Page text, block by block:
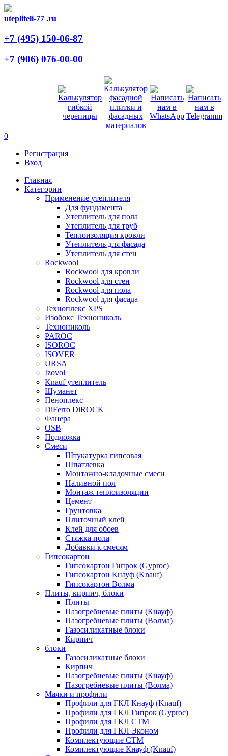
utepliteli-77 .ru
+7 (495) 150-06-87
+7 (906) 076-00-00
0
Регистрация
Вход
Главная
Категории
Применение утеплителя
Для фундамента
Утеплитель для пола
Утеплитель для труб
Теплоизоляция кровли
Утеплитель для фасада
Утеплитель для стен
Rockwool
Rockwool для кровли
Rockwool для стен
Rockwool для пола
Rockwool для фасада
Техноплекс XPS
Изобокс Технониколь
Технониколь
PAROC
ISOROC
ISOVER
URSA
Izovol
Knauf утеплитель
Шуманет
Пеноплекс
DiFerro DiROCK
Фанера
OSB
Подложка
Смеси
Штукатурка гипсовая
Шпатлевка
Монтажно-кладочные смеси
Наливной пол
Монтаж теплоизоляции
Цемент
Грунтовка
Плиточный клей
Клей для обоев
Стяжка пола
Добавки к смесям
Гипсокартон
Гипсокартон Гипрок (Gyproc)
Гипсокартон Кнауф (Knauf)
Гипсокартон Волма
Плиты, кирпич, блоки
Плиты
Пазогребневые плиты (Кнауф)
Пазогребневые плиты (Волма)
Газосиликатные блоки
Кирпич
блоки
Газосиликатные блоки
Кирпич
Пазогребневые плиты (Кнауф)
Пазогребневые плиты (Волма)
Маяки и профили
Профили для ГКЛ Кнауф (Knauf)
Профили для ГКЛ Гипрок (Gyproc)
Профили для ГКЛ СТМ
Профили для ГКЛ Эконом
Комплектующие СТМ
Комплектующие Кнауф (Knauf)